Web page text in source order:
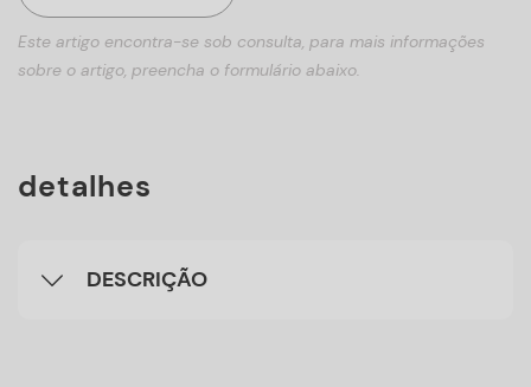
Este artigo encontra-se sob consulta, para mais informações
sobre o artigo, preencha o formulário abaixo.
detalhes
DESCRIÇÃO